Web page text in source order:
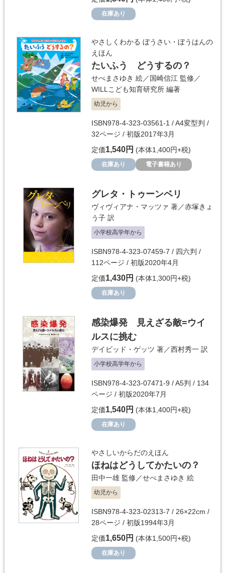
在庫あり
やさしくわかる ぼうさい・ぼうはんの
えほん
たいふう どうするの？
せべまさゆき 絵／ 国崎信江 監修／
WILLこども知育研究所 編著
幼児から
ISBN978-4-323-03561-1 / A4変型判 /
32ページ / 初版2017年3月
定価1,540円 (本体1,400円+税)
在庫あり 電子書籍あり
グレタ・トゥーンベリ
ヴィヴィアナ・マッツァ 著／赤塚きょ
う子 訳
小学校高学年から
ISBN978-4-323-07459-7 / 四六判 /
112ページ / 初版2020年4月
定価1,430円 (本体1,300円+税)
在庫あり
感染爆発 見えざる敵=ウイ
ルスに挑む
デイビッド・ゲッツ 著／西村秀一 訳
小学校高学年から
ISBN978-4-323-07471-9 / A5判 / 134
ページ / 初版2020年7月
定価1,540円 (本体1,400円+税)
在庫あり
やさしいからだのえほん
ほねはどうしてかたいの？
田中一雄 監修／せべまさゆき 絵
幼児から
ISBN978-4-323-02313-7 / 26×22cm /
28ページ / 初版1994年3月
定価1,650円 (本体1,500円+税)
在庫あり